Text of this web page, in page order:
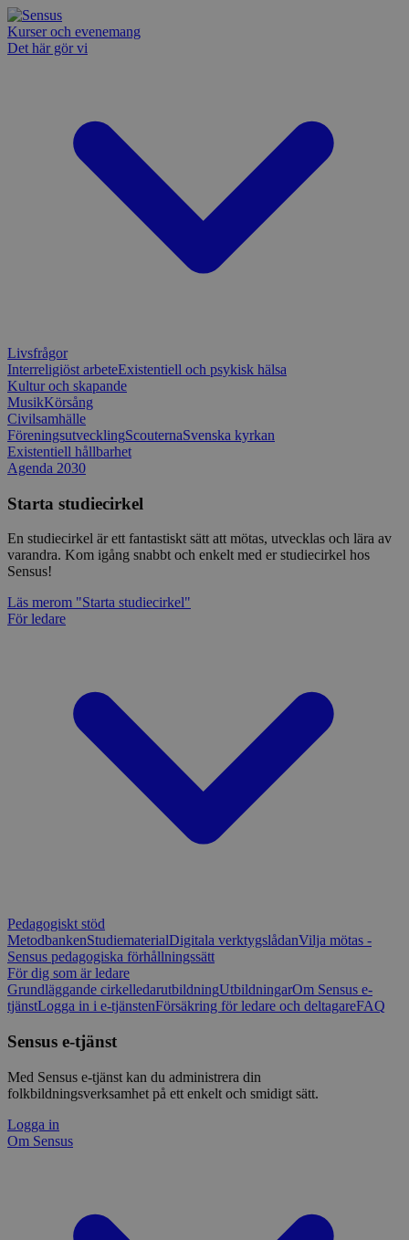
Kurser och evenemang
Det här gör vi
Livsfrågor
Interreligiöst arbeteExistentiell och psykisk hälsa
Kultur och skapande
MusikKörsång
Civilsamhälle
FöreningsutvecklingScouternaSvenska kyrkan
Existentiell hållbarhet
Agenda 2030
Starta studiecirkel
En studiecirkel är ett fantastiskt sätt att mötas, utvecklas och lära av
varandra. Kom igång snabbt och enkelt med er studiecirkel hos
Sensus!
Läs merom "Starta studiecirkel"
För ledare
Pedagogiskt stöd
MetodbankenStudiematerialDigitala verktygslådanVilja mötas -
Sensus pedagogiska förhållningssätt
För dig som är ledare
Grundläggande cirkelledarutbildningUtbildningarOm Sensus e-
tjänstLogga in i e-tjänstenFörsäkring för ledare och deltagareFAQ
Sensus e-tjänst
Med Sensus e-tjänst kan du administrera din
folkbildningsverksamhet på ett enkelt och smidigt sätt.
Logga in
Om Sensus